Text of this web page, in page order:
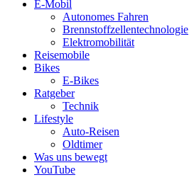
E-Mobil
Autonomes Fahren
Brennstoffzellentechnologie
Elektromobilität
Reisemobile
Bikes
E-Bikes
Ratgeber
Technik
Lifestyle
Auto-Reisen
Oldtimer
Was uns bewegt
YouTube